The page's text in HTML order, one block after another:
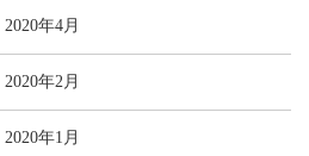
2020年4月
2020年2月
2020年1月